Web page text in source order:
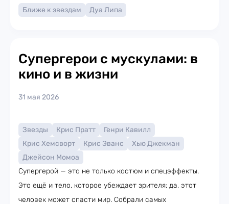
Ближе к звездам Дуа Липа
Супергерои с мускулами: в
кино и в жизни
31 мая 2026
Звезды Крис Пратт
Генри Кавилл
Крис Хемсворт
Крис Эванс
Хью Джекман
Джейсон Момоа
Супергерой — это не только костюм и спецэффекты.
Это ещё и тело, которое убеждает зрителя: да, этот
человек может спасти мир. Собрали самых